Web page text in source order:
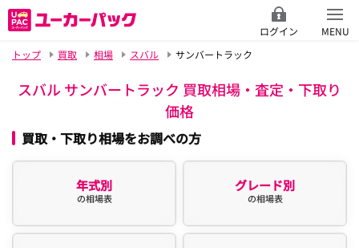
ログイン
MENU
トップ
買取 相場 スバル サンバートラック
スバル サンバートラック 買取相場・査定・下取り
価格
買取・下取り相場をお調べの方
年式別
の相場表
グレード別
の相場表